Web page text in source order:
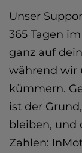
Unser
365 Tagen
ganz auf
während wir
kümmern.
ist der
bleiben, und
Zahlen: